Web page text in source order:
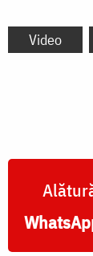
Video